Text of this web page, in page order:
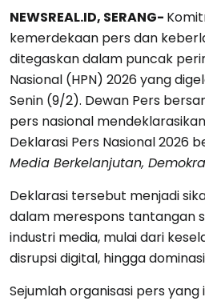
NEWSREAL.ID, SERANG-
kemerdekaan pers dan
ditegaskan dalam puncak
Nasional (HPN) 2026 yang
Senin (9/2). Dewan Pers
pers nasional
Deklarasi Pers Nasional 2026
Media Berkelanjutan,
Deklarasi tersebut menjadi
dalam merespons tantangan
industri media, mulai dari
disrupsi digital, hingga
Sejumlah organisasi pers